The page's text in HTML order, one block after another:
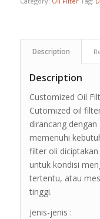
Description
Description
Customized Oil
Cutomized oil
dirancang
memenuhi
filter oli
untuk kondisi
tertentu, atau
tinggi.
Jenis-jenis :